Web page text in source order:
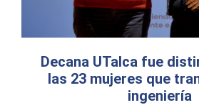
Decana UTalca fue
las 23 mujeres que
ingeniería